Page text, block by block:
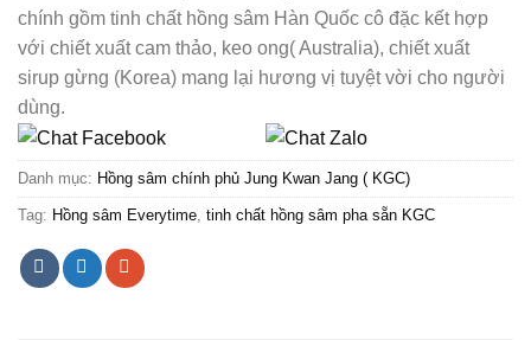
chính gồm tinh chất hồng sâm Hàn Quốc cô đặc kết hợp
với chiết xuất cam thảo, keo ong( Australia), chiết xuất
sirup gừng (Korea) mang lại hương vị tuyệt vời cho người
dùng.
Danh mục: Hồng sâm chính phủ Jung Kwan Jang ( KGC)
Tag: Hồng sâm Everytime, tinh chất hồng sâm pha sẵn KGC